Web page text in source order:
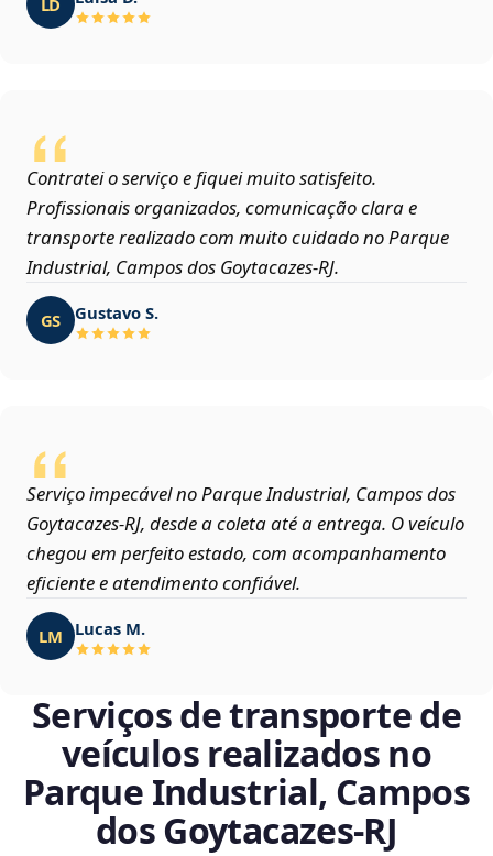
Contratei o serviço e fiquei muito satisfeito.
Profissionais organizados, comunicação clara e
transporte realizado com muito cuidado no Parque
Industrial, Campos dos Goytacazes‑RJ.
GS Gustavo S.
Serviço impecável no Parque Industrial, Campos dos
Goytacazes‑RJ, desde a coleta até a entrega. O veículo
chegou em perfeito estado, com acompanhamento
eficiente e atendimento confiável.
LM Lucas M.
Serviços de transporte de
veículos realizados no
Parque Industrial, Campos
dos Goytacazes‑RJ